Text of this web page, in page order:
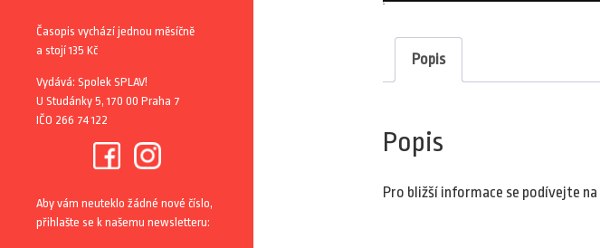
Časopis vychází jednou měsíčně
a stojí 135 Kč
Vydává: Spolek SPLAV!
U Studánky 5, 170 00 Praha 7
IČO 266 74 122
Aby vám neuteklo žádné nové číslo,
přihlašte se k našemu newsletteru:
Popis
Popis
Pro bližší informace se podívejte na